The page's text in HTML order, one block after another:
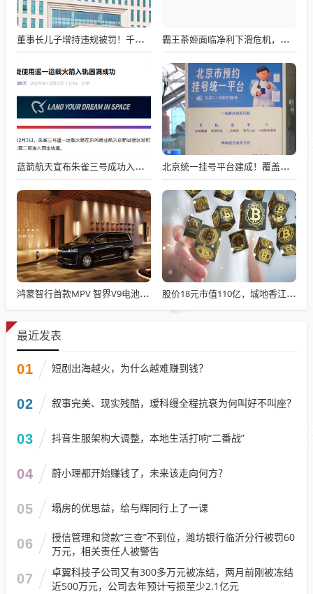
董事长儿子增持违规被罚！千红制药市值128亿，半年净赚2.58亿却踩雷信托5年 霸王茶姬面临净利下滑危机，急需策略调整与谋变
蓝箭航天宣布朱雀三号成功入轨，技术突破五大项，深入排查回收失败原因 北京统一挂号平台建成！覆盖近300家二三甲医院号源
鸿蒙智行首款MPV 智界V9电池信息曝光：WLTC最远续航223km 股价18元市值110亿，城地香江却被查出连续7季财报失真
最近发表
01 短剧出海越火，为什么越难赚到钱？
02 叙事完美、现实残酷，瑷科缦全程抗衰为何叫好不叫座？
03 抖音生服架构大调整，本地生活打响“二番战”
04 蔚小理都开始赚钱了，未来该走向何方？
05 塌房的优思益，给与辉同行上了一课
06
授信管理和贷款“三查”不到位，潍坊银行临沂分行被罚60
万元，相关责任人被警告
07
卓翼科技子公司又有300多万元被冻结，两月前刚被冻结
近500万元，公司去年预计亏损至少2.1亿元